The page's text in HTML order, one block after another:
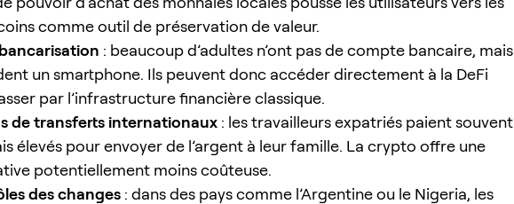
comme outil de préservation de valeur.
: beaucoup d’adultes n’ont pas de compte bancaire, mais
un smartphone. Ils peuvent donc accéder directement à la DeFi
par l’infrastructure financière classique.
de transferts internationaux : les travailleurs expatriés paient souvent
élevés pour envoyer de l’argent à leur famille. La crypto offre une
potentiellement moins coûteuse.
des changes : dans des pays comme l’Argentine ou le Nigeria, les